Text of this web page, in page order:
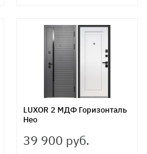
LUXOR 2 МДФ Горизонталь
Нео
39 900 руб.